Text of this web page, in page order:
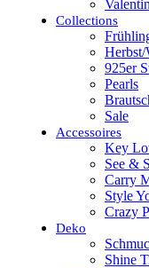
Collections
Herbst/
925er
Pearls
Sale
Accessoires
Key
See &
Carry
Style
Crazy
Deko
Shine